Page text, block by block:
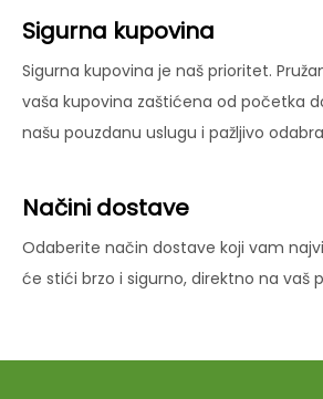
Sigurna kupovina
Sigurna kupovina je naš prioritet.
vaša kupovina zaštićena od početka
našu pouzdanu uslugu i pažljivo
Načini dostave
Odaberite način dostave koji vam
će stići brzo i sigurno, direktno na vaš